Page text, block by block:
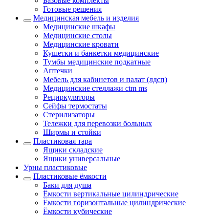
Готовые решения
Медицинская мебель и изделия
Медицинские шкафы
Медицинские столы
Медицинские кровати
Кушетки и банкетки медицинские
Тумбы медицинские подкатные
Аптечки
Мебель для кабинетов и палат (лдсп)
Медицинские стеллажи ctm ms
Рециркуляторы
Сейфы термостаты
Стерилизаторы
Тележки для перевозки больных
Ширмы и стойки
Пластиковая тара
Ящики складские
Ящики универсальные
Урны пластиковые
Пластиковые ёмкости
Баки для душа
Ёмкости вертикальные цилиндрические
Ёмкости горизонтальные цилиндрические
Ёмкости кубические